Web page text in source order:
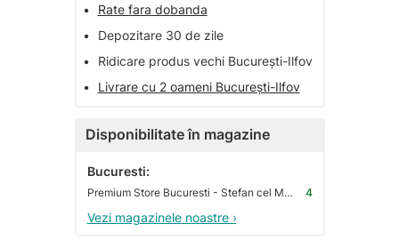
•
Rate fara dobanda
•
Depozitare 30 de zile
•
Ridicare produs vechi București-Ilfov
•
Livrare cu 2 oameni București-Ilfov
Disponibilitate în magazine
Bucuresti:
Premium Store Bucuresti - Stefan cel Mare 4
Vezi magazinele noastre ›